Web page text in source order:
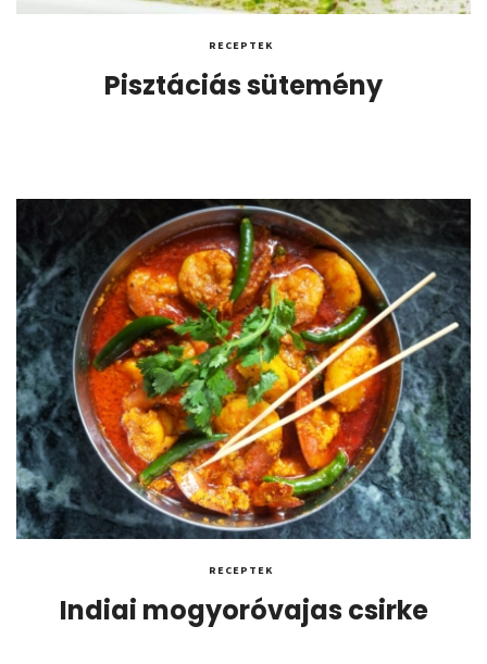
RECEPTEK
Pisztáciás sütemény
RECEPTEK
Indiai mogyoróvajas csirke